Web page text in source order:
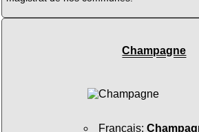
Champagne
Français: